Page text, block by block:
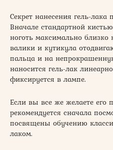
Секрет нанесения гель-лака
Вначале стандартной
ноготь максимально близко
валики и кутикула
пальца и на
наносится гель-лак
фиксируется в лампе.
Если вы все же желаете его
рекомендуется сначала
посвящены обучению
лаком.